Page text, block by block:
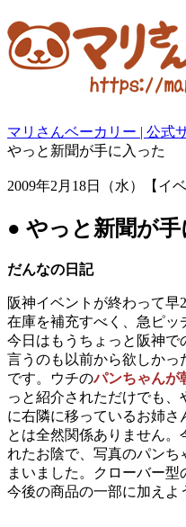
マリさんベーカリー | 公式
やっと新聞が手に入った
2009年2月18日（水）【イ
● やっと新聞が手
だんなの日記
阪神イベントが終わって早
在庫を補充すべく、急ピッ
今日はもうちょっと阪神で
言うのも以前から欲しか
です。ウチのパンちゃんが
っと紹介されただけでも
に右隣に移っているお姉
とは全然関係ありません。
れたお陰で、写真のパンち
まいました。クローバー型
今後の商品の一部に加えよ